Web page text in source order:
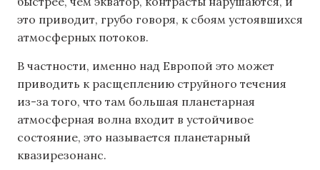
это приводит, грубо говоря, к сбоям устоявшихся
атмосферных потоков.
В частности, именно над Европой это может
приводить к расщеплению струйного течения
из-за того, что там большая планетарная
атмосферная волна входит в устойчивое
состояние, это называется планетарный
квазирезонанс.